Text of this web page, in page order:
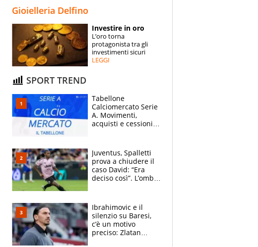
SPECIALI
ESPERTI
Gioielleria Delfino
Investire in oro
L’oro torna
protagonista tra gli
investimenti sicuri
LEGGI
SPORT TREND
Tabellone
Calciomercato Serie
A. Movimenti,
acquisti e cessioni:
Juventus, Spalletti
prova a chiudere il
caso David: “Era
deciso così”. L’ombra
Ibrahimovic e il
silenzio su Baresi,
c’è un motivo
preciso: Zlatan